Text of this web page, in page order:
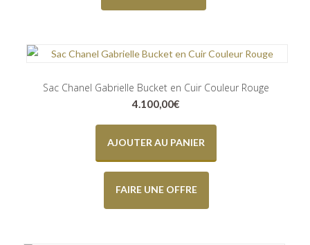
Sac Chanel Gabrielle Bucket en Cuir Couleur Rouge
4.100,00€
AJOUTER AU PANIER
FAIRE UNE OFFRE